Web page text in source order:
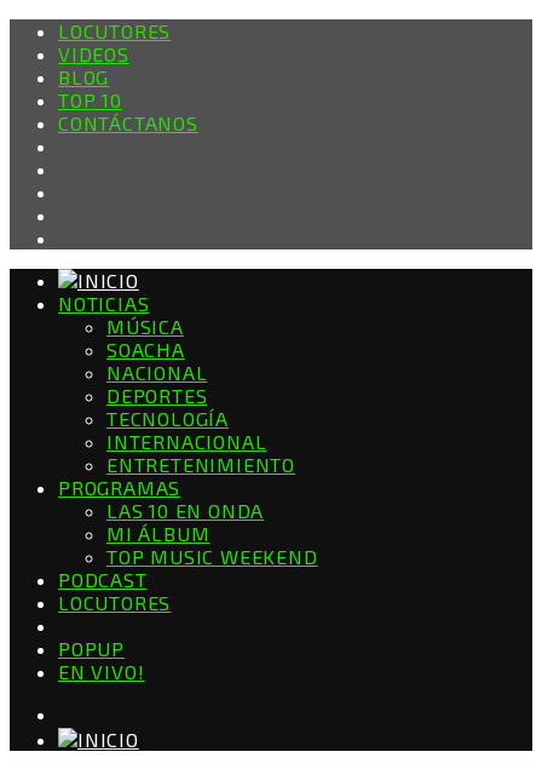
LOCUTORES
VIDEOS
BLOG
TOP 10
CONTÁCTANOS
NOTICIAS
MÚSICA
SOACHA
NACIONAL
DEPORTES
TECNOLOGÍA
INTERNACIONAL
ENTRETENIMIENTO
PROGRAMAS
LAS 10 EN ONDA
MI ÁLBUM
TOP MUSIC WEEKEND
PODCAST
LOCUTORES
POPUP
EN VIVO!